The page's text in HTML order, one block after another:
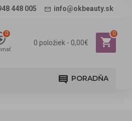
448 005 info@okbeauty.sk
0
0 položiek - 0,00€
0
PORADŇA